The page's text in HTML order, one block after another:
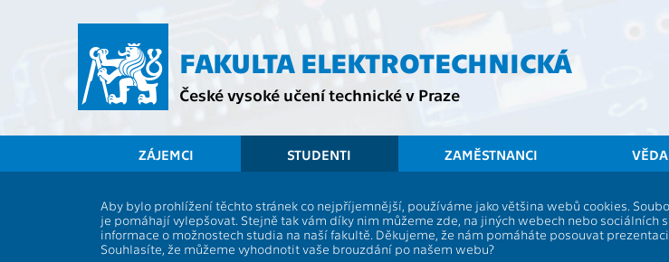
FAKULTA ELEKTROTECHNICKÁ
České vysoké učení technické v Praze
ZÁJEMCI STUDENTI ZAMĚSTNANCI
Aby bylo prohlížení těchto stránek co nejpříjemnější, používáme jako většina webů cookies.
je pomáhají vylepšovat. Stejně tak vám díky nim můžeme zde, na jiných webech nebo
informace o možnostech studia na naší fakultě. Děkujeme, že nám pomáháte posouvat
Souhlasíte, že můžeme vyhodnotit vaše brouzdání po našem webu?
Souhrnné informace
Vyhlášky a předpisy
Formuláře
XP34ORD Detektory a detekce optického
Role: S